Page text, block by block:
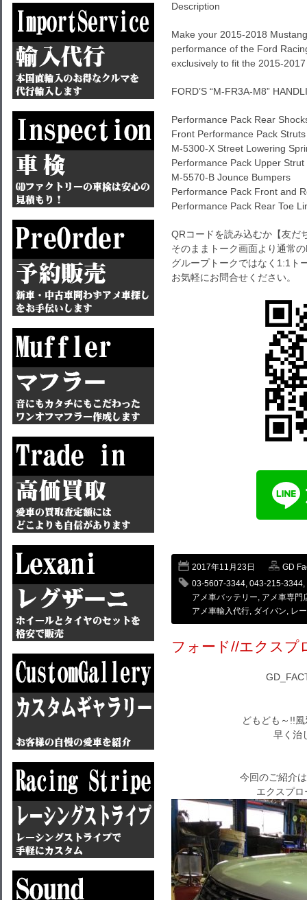
Description
Make your 2015-2018
performance of the Ford
exclusively to fit the 2015-
FORD’S “M-FR3A-M8”
Performance Pack Rear
Front Performance Pack Struts
M-5300-X Street Lowering
Performance Pack Upper Strut
M-5570-B Jounce Bumpers
Performance Pack Front and
Performance Pack Rear Toe
QRコードを読み込むか【友だ
そのままトーク画面より通常
グループトークではなく1:1ト
お気軽にお問合せください。
2017年11月23日
GD
03-5607-3344, 043-215-3344,
アメ車バッテリー, アメ車専門
アメ車輸入代行, ダイバン, レ
フォード//エクスプ
どもども～!!
早く治
今回のご紹介
エクスプ